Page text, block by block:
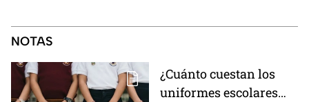
NOTAS
¿Cuánto cuestan los
uniformes escolares